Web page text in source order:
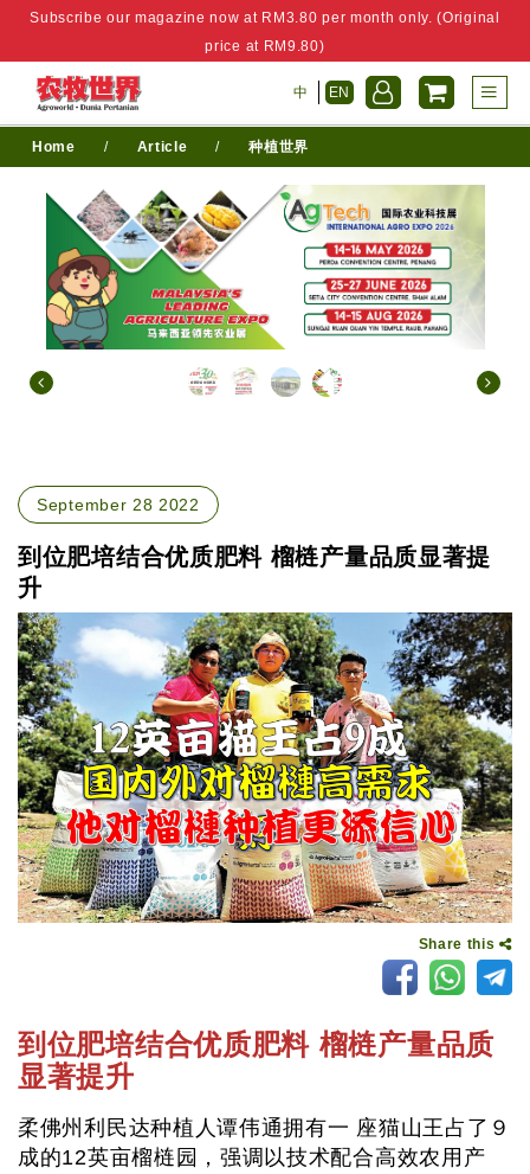
Subscribe our magazine now at RM3.80 per month only. (Original
price at RM9.80)
中 EN
Home / Article / 种植世界
September 28 2022
到位肥培结合优质肥料 榴梿产量品质显著提
升
Share this
到位肥培结合优质肥料 榴梿产量品质
显著提升
柔佛州利民达种植人谭伟通拥有一 座猫山王占了９
成的12英亩榴梿园，强调以技术配合高效农用产